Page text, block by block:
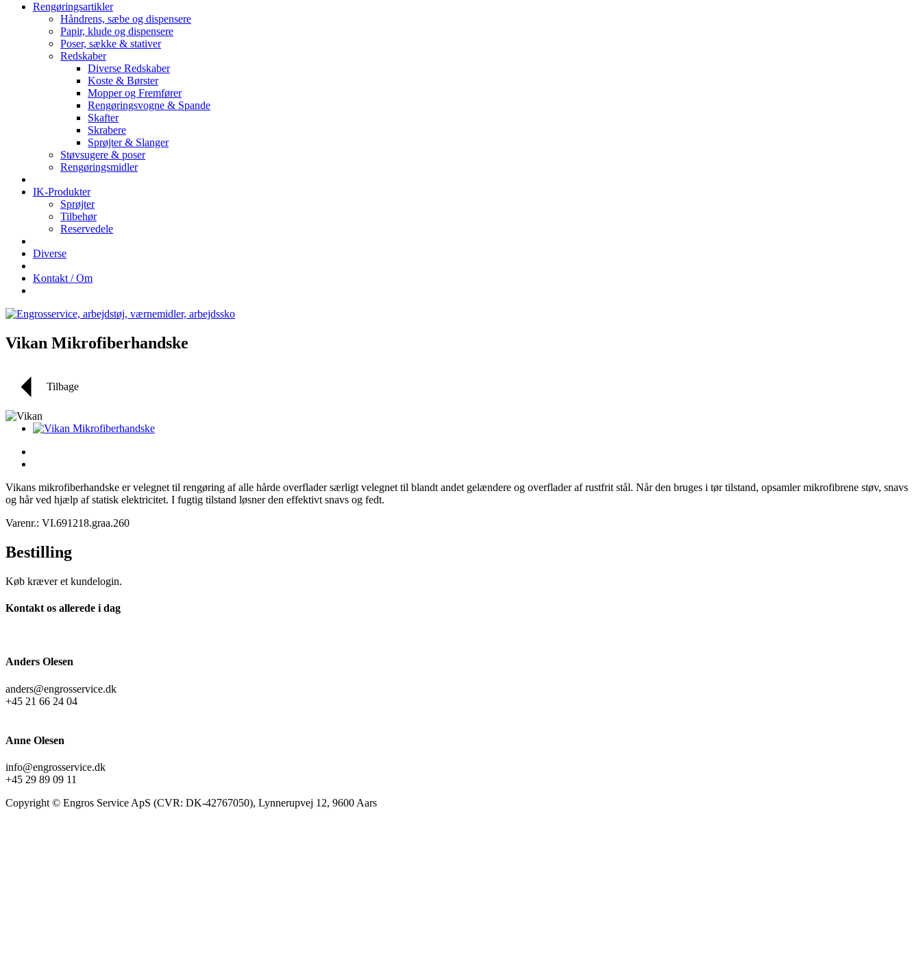
Rengøringsartikler
Håndrens, sæbe og dispensere
Papir, klude og dispensere
Poser, sække & stativer
Redskaber
Diverse Redskaber
Koste & Børster
Mopper og Fremfører
Rengøringsvogne & Spande
Skafter
Skrabere
Sprøjter & Slanger
Støvsugere & poser
Rengøringsmidler
IK-Produkter
Sprøjter
Tilbehør
Reservedele
Diverse
Kontakt / Om
Vikan Mikrofiberhandske
Tilbage
Vikans mikrofiberhandske er velegnet til rengøring af alle hårde overflader særligt velegnet til blandt andet gelændere og overflader af rustfrit stål. Når den bruges i tør tilstand, opsamler mikrofibrene støv, snavs
og hår ved hjælp af statisk elektricitet. I fugtig tilstand løsner den effektivt snavs og fedt.
Varenr.: VI.691218.graa.260
Bestilling
Køb kræver et kundelogin.
Kontakt os allerede i dag
Anders Olesen
anders@engrosservice.dk
+45 21 66 24 04
Anne Olesen
info@engrosservice.dk
+45 29 89 09 11
Copyright © Engros Service ApS (CVR: DK-42767050), Lynnerupvej 12, 9600 Aars